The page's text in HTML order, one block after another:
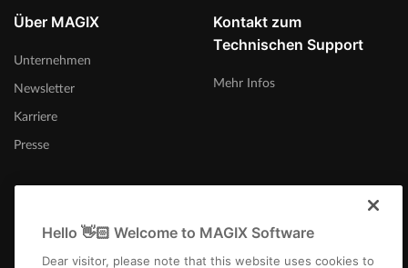
Über MAGIX
Unternehmen
Newsletter
Karriere
Presse
Kontakt zum
Technischen Support
Mehr Infos
Österreich
Hello 👋🏻 Welcome to MAGIX Software
Dear visitor, please note that this website uses cookies to